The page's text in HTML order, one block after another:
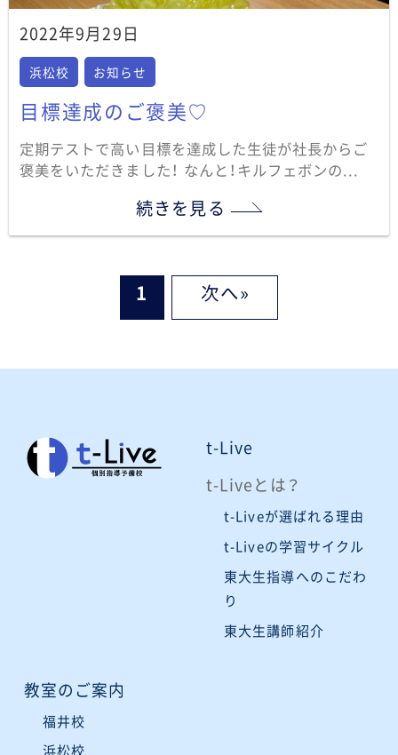
2022年9月29日
浜松校 お知らせ
目標達成のご褒美♡
定期テストで高い目標を達成した生徒が社長からご
褒美をいただきました！ なんと！キルフェボンの...
続きを見る
1 »
t-Live
t-Liveとは？
t-Liveが選ばれる理由
t-Liveの学習サイクル
東大生指導へのこだわ
り
東大生講師紹介
教室のご案内
福井校
浜松校